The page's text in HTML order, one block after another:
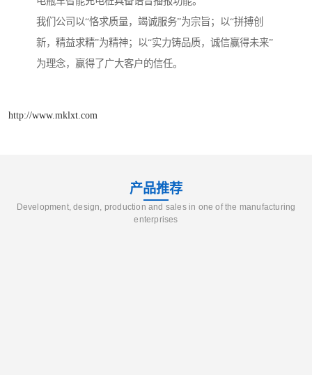
我们公司以“恪求质量，竭诚服务”为宗旨；以“拼搏创
新，精益求精”为精神；以“实力铸品质，诚信赢得未来”
为理念，赢得了广大客户的信任。
http://www.mklxt.com
产品推荐
Development, design, production and sales in one of the manufacturing
enterprises